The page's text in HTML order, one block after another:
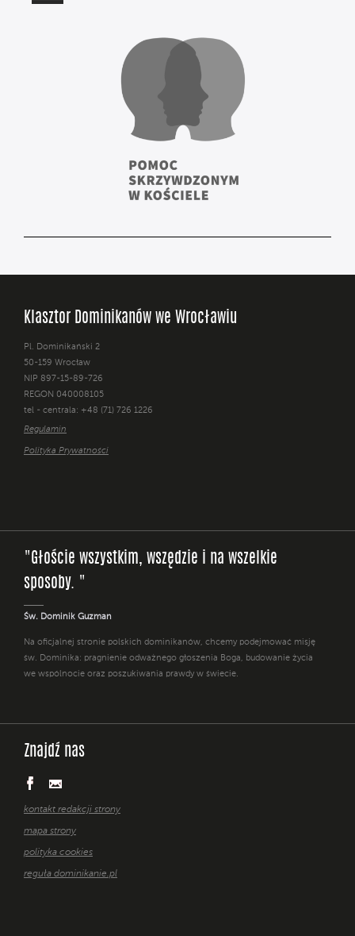
Klasztor Dominikanów we Wrocławiu
Pl. Dominikański 2
50-159 Wrocław
NIP 897-15-89-726
REGON 040008105
tel - centrala: +48 (71) 726 1226
Regulamin
Polityka Prywatności
"Głoście wszystkim, wszędzie i na wszelkie
sposoby. "
Św. Dominik Guzman
Na oficjalnej stronie polskich dominikanów, chcemy podejmować misję
św. Dominika: pragnienie odważnego głoszenia Boga, budowanie życia
we wspólnocie oraz poszukiwania prawdy w świecie.
Znajdź nas
kontakt redakcji strony
mapa strony
polityka cookies
reguła dominikanie.pl